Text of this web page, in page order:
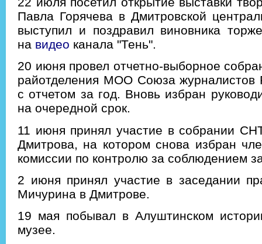
Павла Горячева в Дмитровской
выступил и поздравил виновника
на видео канала "Тень".
20 июня провел отчетно-выборное
райотделения МОО Союза журналистов
с отчетом за год. Вновь избран
на очередной срок.
11 июня принял участие в собрании
Дмитрова, на котором снова избран
комиссии по контролю за соблюдением
2 июня принял участие в заседании
Мичурина в Дмитрове.
19 мая побывал в Алуштинском
музее.